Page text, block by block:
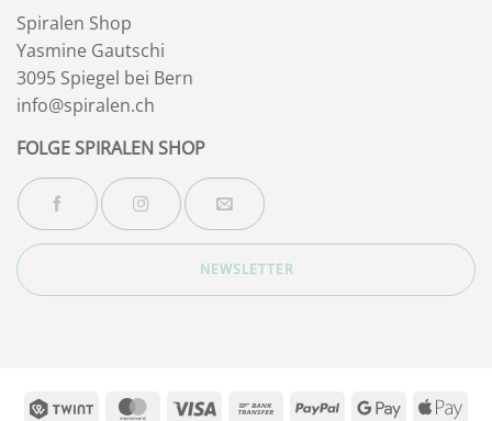
Spiralen Shop
Yasmine Gautschi
3095 Spiegel bei Bern
info@spiralen.ch
FOLGE SPIRALEN SHOP
NEWSLETTER
Twint MasterCard
Visa
Bank
PayPal
Google